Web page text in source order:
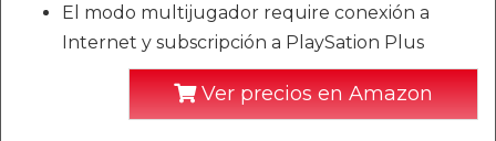
El modo multijugador require conexión a
Internet y subscripción a PlaySation Plus
Ver precios en Amazon